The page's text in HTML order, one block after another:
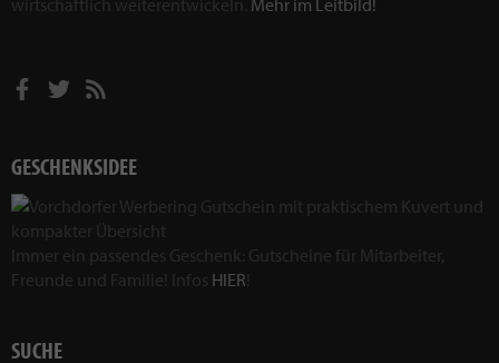
wirtschaftlich weiterentwickeln. Mehr im Leitbild!
GESCHENKSIDEE
Immer ein passendes Geschenk: Gutscheine für Mitarbeiter,
Freunde und Familie! Infos HIER!
SUCHE